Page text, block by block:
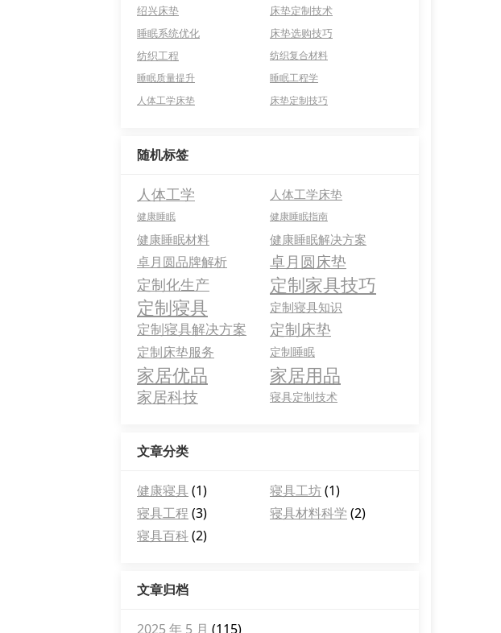
绍兴床垫
床垫定制技术
睡眠系统优化
床垫选购技巧
纺织工程
纺织复合材料
睡眠质量提升
睡眠工程学
人体工学床垫
床垫定制技巧
随机标签
人体工学 人体工学床垫
健康睡眠 健康睡眠指南
健康睡眠材料 健康睡眠解决方案
卓月圆品牌解析 卓月圆床垫
定制化生产
定制家具技巧
定制寝具
定制寝具知识
定制寝具解决方案 定制床垫
定制床垫服务 定制睡眠
家居优品 家居用品
家居科技 寝具定制技术
文章分类
健康寝具(1) 寝具工坊(1)
寝具工程 (3) 寝具材料科学 (2)
寝具百科(2)
文章归档
2025 年 5 月 (115)